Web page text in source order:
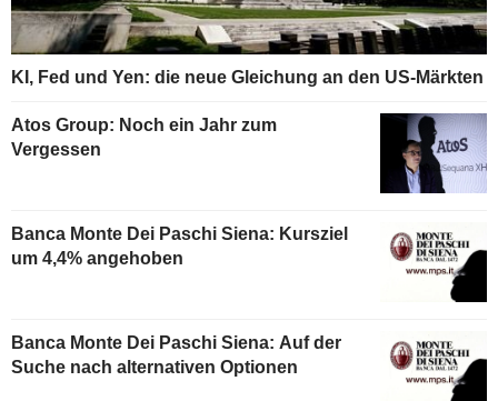
KI, Fed und Yen: die neue Gleichung an den US-Märkten
Atos Group: Noch ein Jahr zum
Vergessen
Banca Monte Dei Paschi Siena: Kursziel
um 4,4% angehoben
Banca Monte Dei Paschi Siena: Auf der
Suche nach alternativen Optionen